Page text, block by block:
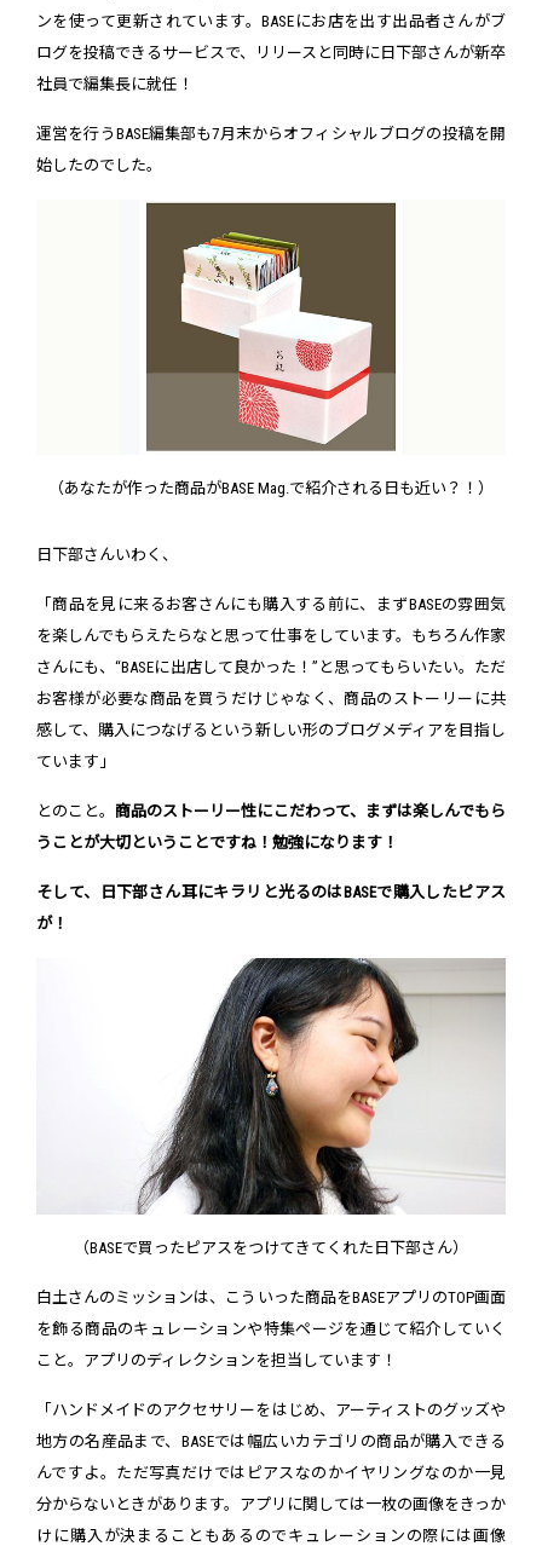
ンを使って更新されています。BASEにお店を出す出品者さんがブ
ログを投稿できるサービスで、リリースと同時に日下部さんが新卒
社員で編集長に就任！
運営を行うBASE編集部も7月末からオフィシャルブログの投稿を開
始したのでした。
（あなたが作った商品がBASE Mag.で紹介される日も近い？！）
日下部さんいわく、
「商品を見に来るお客さんにも購入する前に、まずBASEの雰囲気
を楽しんでもらえたらなと思って仕事をしています。もちろん作家
さんにも、“BASEに出店して良かった！”と思ってもらいたい。ただ
お客様が必要な商品を買うだけじゃなく、商品のストーリーに共
感して、購入につなげるという新しい形のブログメディアを目指し
ています」
とのこと。 商品のストーリー性にこだわって、まずは楽しんでもら
うことが大切ということですね！勉強になります！
そして、日下部さん耳にキラリと光るのはBASEで購入したピアス
が！
（BASEで買ったピアスをつけてきてくれた日下部さん）
白土さんのミッションは、こういった商品をBASEアプリのTOP画面
を飾る商品のキュレーションや特集ページを通じて紹介していく
こと。アプリのディレクションを担当しています！
「ハンドメイドのアクセサリーをはじめ、アーティストのグッズや
地方の名産品まで、BASEでは幅広いカテゴリの商品が購入できる
んですよ。ただ写真だけではピアスなのかイヤリングなのか一見
分からないときがあります。アプリに関しては一枚の画像をきっか
けに購入が決まることもあるのでキュレーションの際には画像